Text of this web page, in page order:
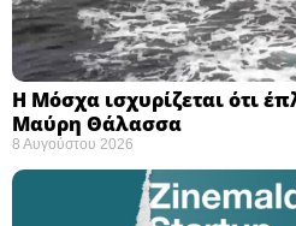
Η Μόσχα ισχυρίζεται ότι
Μαύρη Θάλασσα ​
8 Αυγούστου 2026